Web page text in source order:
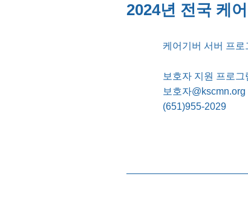
2024년 전국 케
케어기버 서버 프로
보호자 지원 프로그
보호자@kscmn.org
(651)955-2029